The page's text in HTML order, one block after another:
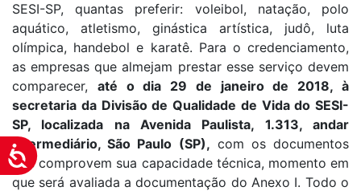
Acessibilidade
SESI-SP, quantas preferir: voleibol, natação, polo
aquático, atletismo, ginástica artística, judô, luta
olímpica, handebol e karatê. Para o credenciamento,
as empresas que almejam prestar esse serviço devem
comparecer, até o dia 29 de janeiro de 2018, à
secretaria da Divisão de Qualidade de Vida do SESI-
SP, localizada na Avenida Paulista, 1.313, andar
intermediário, São Paulo (SP), com os documentos
que comprovem sua capacidade técnica, momento em
que será avaliada a documentação do Anexo I. Todo o